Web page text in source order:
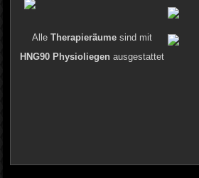
AlleTherapieräume sind mit
HNG90 Physioliegen ausgestattet